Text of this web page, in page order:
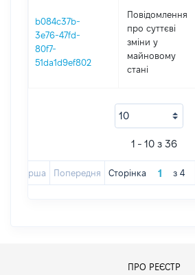
b084c37b-
3e76-47fd-
80f7-
51da1d9ef802
Повідомлення
про суттєві
зміни y
майновому
стані
1 - 10 з 36
Перша Попередня Сторінка з 4
ПРО РЕЄСТР